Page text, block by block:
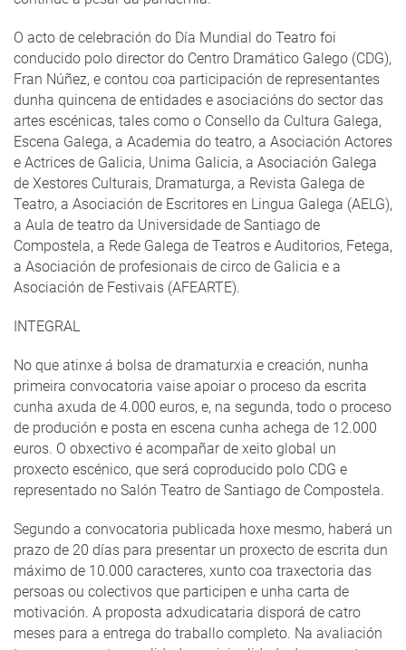
O acto de celebración do Día Mundial do Teatro foi
conducido polo director do Centro Dramático Galego (CDG),
Fran Núñez, e contou coa participación de representantes
dunha quincena de entidades e asociacións do sector das
artes escénicas, tales como o Consello da Cultura Galega,
Escena Galega, a Academia do teatro, a Asociación Actores
e Actrices de Galicia, Unima Galicia, a Asociación Galega
de Xestores Culturais, Dramaturga, a Revista Galega de
Teatro, a Asociación de Escritores en Lingua Galega (AELG),
a Aula de teatro da Universidade de Santiago de
Compostela, a Rede Galega de Teatros e Auditorios, Fetega,
a Asociación de profesionais de circo de Galicia e a
Asociación de Festivais (AFEARTE).
INTEGRAL
No que atinxe á bolsa de dramaturxia e creación, nunha
primeira convocatoria vaise apoiar o proceso da escrita
cunha axuda de 4.000 euros, e, na segunda, todo o proceso
de produción e posta en escena cunha achega de 12.000
euros. O obxectivo é acompañar de xeito global un
proxecto escénico, que será coproducido polo CDG e
representado no Salón Teatro de Santiago de Compostela.
Segundo a convocatoria publicada hoxe mesmo, haberá un
prazo de 20 días para presentar un proxecto de escrita dun
máximo de 10.000 caracteres, xunto coa traxectoria das
persoas ou colectivos que participen e unha carta de
motivación. A proposta adxudicataria disporá de catro
meses para a entrega do traballo completo. Na avaliación